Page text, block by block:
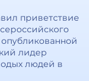
приветствие
лидер
людей в